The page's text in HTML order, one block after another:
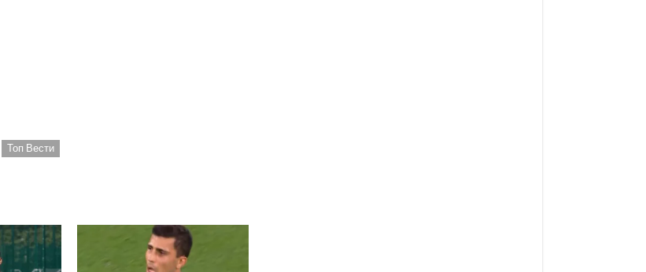
Топ Вести